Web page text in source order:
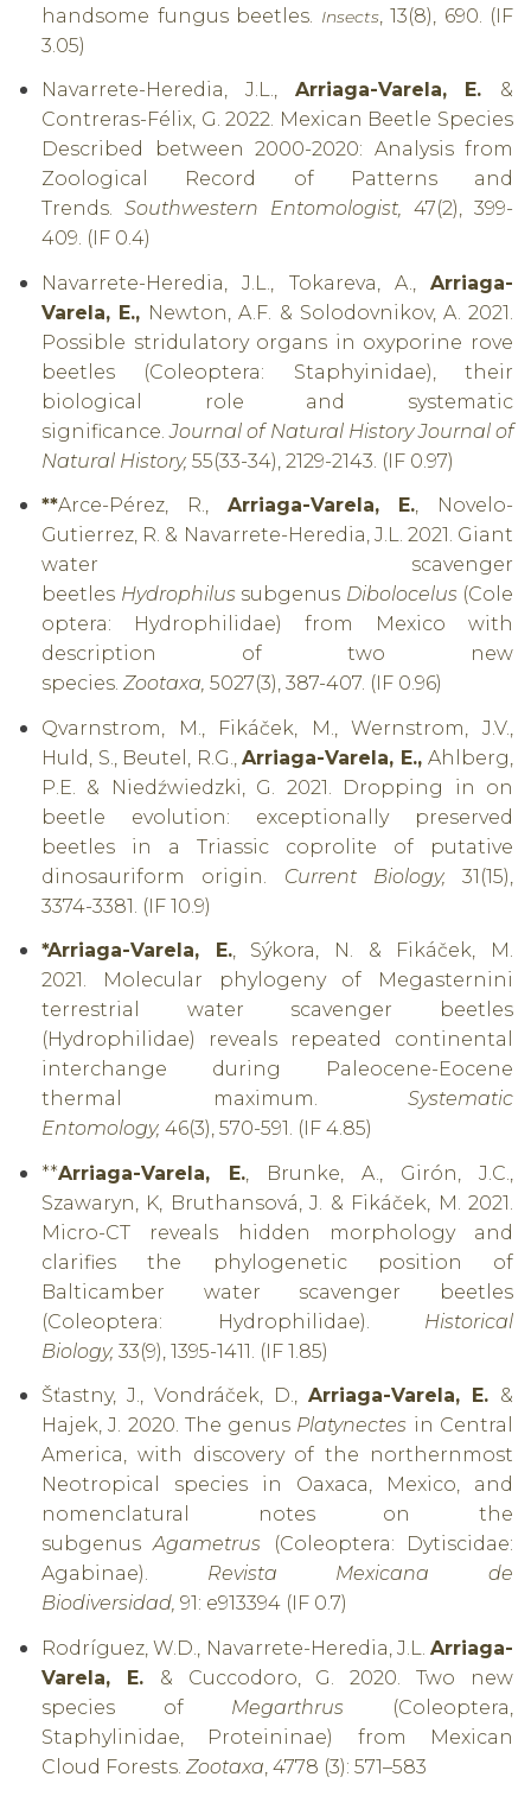
handsome fungus beetles.
Insects, 13(8), 690. (IF
3.05)
Navarrete-Heredia, J.L., Arriaga-Varela, E. &
Contreras-Félix, G. 2022. Mexican Beetle Species
Described between 2000-2020: Analysis from
Zoological Record of Patterns and
Trends. Southwestern Entomologist, 47(2), 399-
409. (IF 0.4)
Navarrete-Heredia, J.L., Tokareva, A., Arriaga-
Varela, E., Newton, A.F. & Solodovnikov, A. 2021.
Possible stridulatory organs in oxyporine rove
beetles (Coleoptera: Staphyinidae), their
biological role and systematic
significance.Journal of Natural History Journal of
Natural History, 55(33-34), 2129-2143. (IF 0.97)
**Arce-Pérez, R., Arriaga-Varela, E., Novelo-
Gutierrez, R. & Navarrete-Heredia, J.L. 2021. Giant
water scavenger
beetles Hydrophilus subgenus Dibolocelus (Cole
optera: Hydrophilidae) from Mexico with
description of two new
species. Zootaxa, 5027(3), 387-407. (IF 0.96)
Qvarnstrom, M., Fikáček, M., Wernstrom, J.V.,
Huld, S., Beutel, R.G., Arriaga-Varela, E., Ahlberg,
P.E. & Niedźwiedzki, G. 2021. Dropping in on
beetle evolution: exceptionally preserved
beetles in a Triassic coprolite of putative
dinosauriform origin. Current Biology, 31(15),
3374-3381. (IF 10.9)
*Arriaga-Varela, E., Sýkora, N. & Fikáček, M.
2021.
Molecular phylogeny of Megasternini
terrestrial water scavenger beetles
(Hydrophilidae) reveals repeated continental
interchange during Paleocene-Eocene
thermal maximum. Systematic
Entomology, 46(3), 570-591. (IF 4.85)
**Arriaga-Varela, E. , Brunke, A., Girón, J.C.,
Szawaryn, K, Bruthansová, J. & Fikáček, M. 2021.
Micro-CT reveals hidden morphology and
clarifies the phylogenetic position of
Balticamber water scavenger beetles
(Coleoptera: Hydrophilidae). Historical
Biology, 33(9), 1395-1411. (IF 1.85)
Šťastny, J., Vondráček, D., Arriaga-Varela, E. &
Hajek, J. 2020. The genus Platynectes in Central
America, with discovery of the northernmost
Neotropical species in Oaxaca, Mexico, and
nomenclatural notes on the
subgenusAgametrus
(Coleoptera: Dytiscidae:
Agabinae). Revista Mexicana de
Biodiversidad, 91: e913394 (IF 0.7)
Rodríguez, W.D., Navarrete-Heredia, J.L. Arriaga-
Varela, E. & Cuccodoro, G. 2020.Two new
species of Megarthrus
(Coleoptera,
Staphylinidae, Proteininae) from Mexican
Cloud Forests. Zootaxa , 4778 (3): 571–583